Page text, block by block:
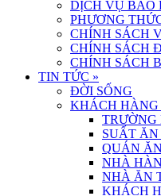
DỊCH VỤ BẢO
PHƯƠNG
CHÍNH SÁCH
CHÍNH SÁCH
CHÍNH SÁCH
TIN TỨC »
ĐỜI SỐNG
KHÁCH HÀNG
TRƯỜNG
SUẤT ĂN
QUÁN
NHÀ
NHÀ ĂN
KHÁCH